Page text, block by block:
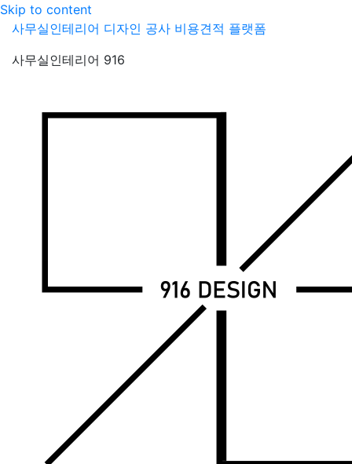
Skip to content
사무실인테리어 디자인 공사 비용견적 플랫폼
사무실인테리어 916